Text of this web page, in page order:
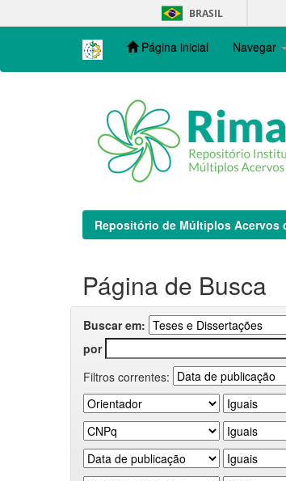
navigation
BRASIL
Página inicial Navegar
Repositório de Múltiplos Acervos
Página de Busca
Buscar em:
por
Filtros correntes: